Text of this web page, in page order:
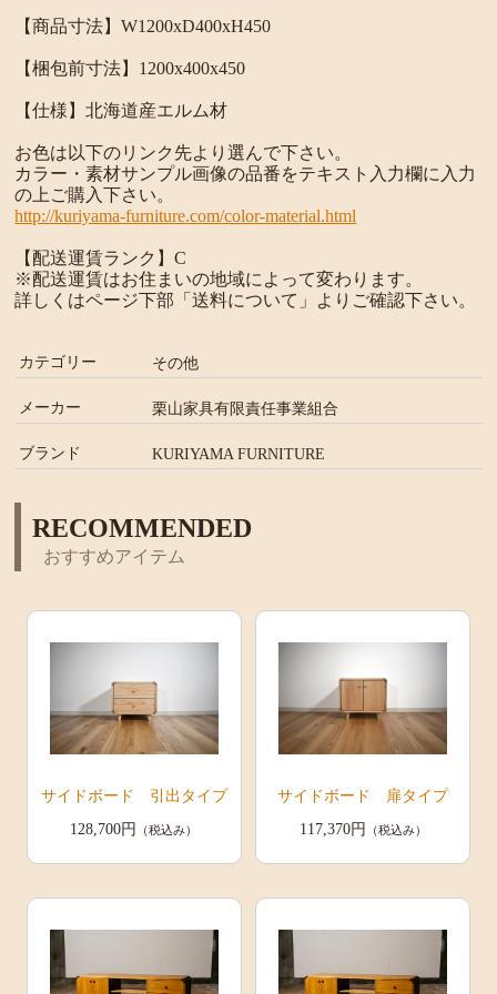
【商品寸法】W1200xD400xH450
【梱包前寸法】1200x400x450
【仕様】北海道産エルム材
お色は以下のリンク先より選んで下さい。
カラー・素材サンプル画像の品番をテキスト入力欄に入力
の上ご購入下さい。
http://kuriyama-furniture.com/color-material.html
【配送運賃ランク】C
※配送運賃はお住まいの地域によって変わります。
詳しくはページ下部「送料について」よりご確認下さい。
カテゴリー その他
メーカー 栗山家具有限責任事業組合
ブランド KURIYAMA FURNITURE
RECOMMENDED
おすすめアイテム
サイドボード 引出タイプ
128,700円
（税込み）
サイドボード 扉タイプ
117,370円
（税込み）